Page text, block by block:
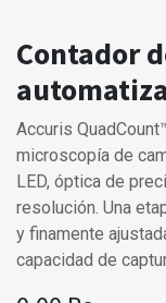
Contador
Accuris
microscopía de
LED, óptica de
resolución. Una
y finamente
capacidad de